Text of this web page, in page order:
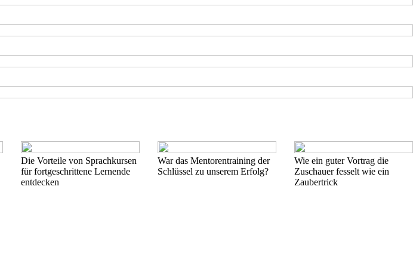
Die Vorteile von Sprachkursen
für fortgeschrittene Lernende
entdecken
War das Mentorentraining der
Schlüssel zu unserem Erfolg?
Wie ein guter Vortrag die
Zuschauer fesselt wie ein
Zaubertrick